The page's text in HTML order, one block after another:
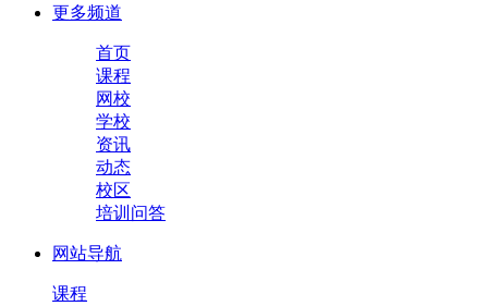
更多频道
首页
课程
网校
学校
资讯
动态
校区
培训问答
网站导航
课程